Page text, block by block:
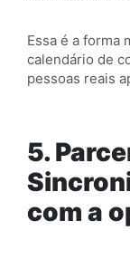
Essa é a forma
calendário de
pessoas reais
5.
com a